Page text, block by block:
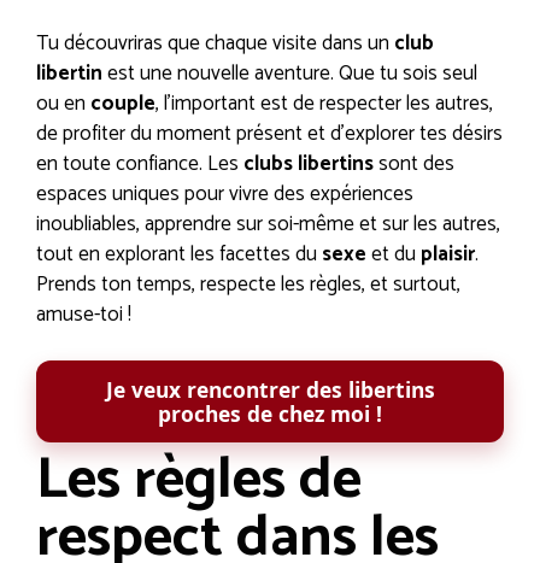
Tu découvriras que chaque visite dans un club
libertinest une nouvelle aventure. Que tu sois seul
ou en couple, l’important est de respecter les autres,
de profiter du moment présent et d’explorer tes désirs
en toute confiance. Les clubs libertinssont des
espaces uniques pour vivre des expériences
inoubliables, apprendre sur soi-même et sur les autres,
tout en explorant les facettes du sexeet du plaisir.
Prends ton temps, respecte les règles, et surtout,
amuse-toi !
Je veux rencontrer des libertins
proches de chez moi !
Les règles de
respect dans les